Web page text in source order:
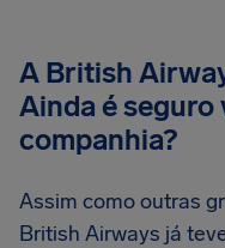
A British
Ainda é seguro
companhia?
Assim como outras
British Airways já